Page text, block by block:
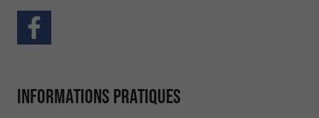
Informations pratiques